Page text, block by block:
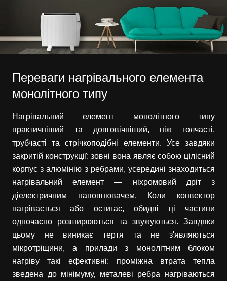
Переваги нагрівального елемента
монолітного типу
Нагрівальний елемент монолітного типу
практичніший та довговічніший, ніж голчасті,
трубчасті та стрічкоподібні елементи. Усе завдяки
закритій конструкції: зовні вона являє собою цілісний
корпус з алюмінію з ребрами, усередині знаходиться
нагрівальний елемент — ніхромовий дріт з
діелектричним наповнювачем. Коли конвектор
нагрівається або остигає, обидві ці частини
одночасно розширюються та звужуються. Завдяки
цьому не виникає тертя та не з'являються
мікротріщини, а прилади з монолітним блоком
нагріву такі ефективні: проміжна втрата тепла
зведена до мінімуму, металеві ребра нагріваються